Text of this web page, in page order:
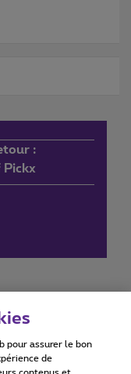
:
statement
pour assurer le bon
de